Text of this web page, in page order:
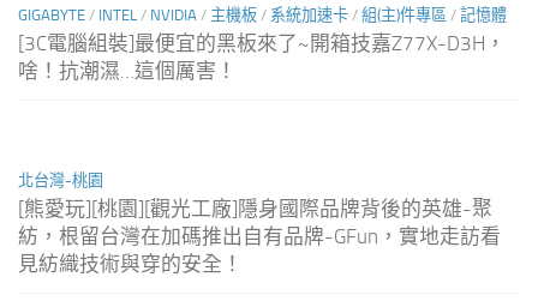
GIGABYTE / INTEL / NVIDIA / 主機板 / 系統加速卡 / 組(主)件專區 / 記憶體
[3C電腦組裝]最便宜的黑板來了~開箱技嘉Z77X-D3H，
啥！抗潮濕…這個厲害！
北台灣-桃園
[熊愛玩][桃園][觀光工廠]隱身國際品牌背後的英雄-聚
紡，根留台灣在加碼推出自有品牌-GFun，實地走訪看
見紡織技術與穿的安全！